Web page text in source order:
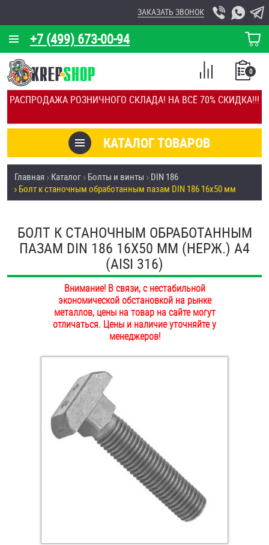
РАСПРОДАЖА РОЗНИЧНОГО СКЛАДА! НА ВСЁ 70% СКИДКА!!!
+7 (499) 673-00-94
ЗАКАЗАТЬ ЗВОНОК
КОРЗИНА
О КОМПАНИИ
КАЛЬКУЛЯТОР
ОТЗЫВЫ
УСЛУГИ
СКИДКИ
ОПТ
ПОКУПАТЕЛЯМ
ОПЛАТА И ДОСТАВКА
НАШИ МАГАЗИНЫ
КАТАЛОГ ТОВАРОВ
0
СПИСОК
СРАВНЕНИЕ
Товары со скидкой
Анкеры
Антивандальный крепёж, инструмент
Дюймовый крепёж
Заклепки (Гайки-Заклепки)
Крюки, кольца с метрической резьбой
Крюки, кольца с шурупной резьбой
Главная Каталог Болты и винты
DIN 186
Болт к станочным обработанным пазам DIN 186 16х50 мм
БОЛТ К СТАНОЧНЫМ ОБРАБОТАННЫМ
ПАЗАМ DIN 186 16Х50 ММ (НЕРЖ.) A4
(AISI 316)
Внимание! В связи, с нестабильной
экономической обстановкой на рынке
металлов, цены на товар на сайте могут
отличаться. Цены и наличие уточняйте у
менеджеров!